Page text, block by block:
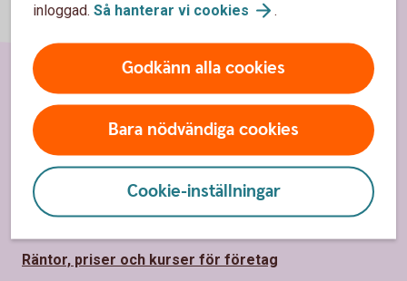
inloggad. Så hanterar vi cookies .
Godkänn alla cookies
Bara nödvändiga cookies
Cookie-inställningar
Sidfot
Hitta snabbt
Kontakta oss
Spärrhjälp
Priser, räntor och kurser för privatpersoner
Räntor, priser och kurser för företag